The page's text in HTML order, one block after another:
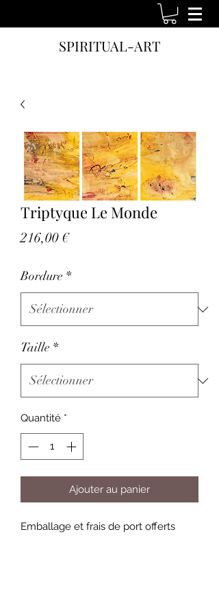
SPIRITUAL-ART
Triptyque Le Monde
216,00 €Prix
Bordure *
Taille *
Quantité *
Ajouter au panier
Emballage et frais de port offerts